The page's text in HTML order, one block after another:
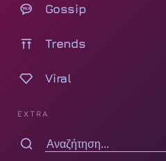
Gossip
Trends
Viral
EXTRA